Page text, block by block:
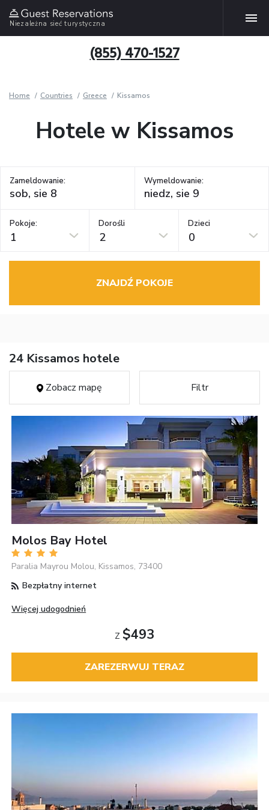
Niezależna sieć turystyczna
(855) 470-1527
Home Countries Greece Kissamos
Hotele w Kissamos
Zameldowanie: Wymeldowanie:
Pokoje:
1
Dorośli
2
Dzieci
0
ZNAJDŹ POKOJE
24 Kissamos hotele
Zobacz mapę Filtr
Molos Bay Hotel
Paralia Mayrou Molou, Kissamos, 73400
Bezpłatny internet
Więcej udogodnień
Z $493
ZAREZERWUJ TERAZ